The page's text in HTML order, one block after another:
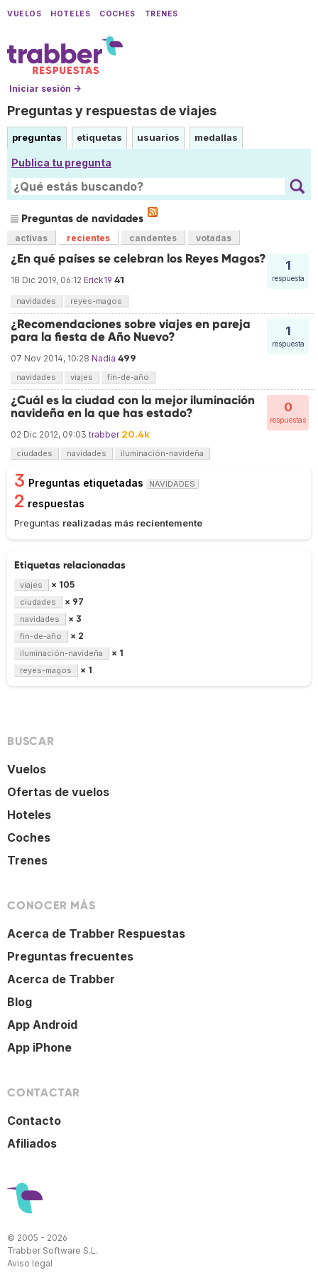
VUELOS HOTELES COCHES TRENES
Iniciar sesión →
Preguntas y respuestas de viajes
preguntas etiquetas usuarios medallas
Publica tu pregunta
Preguntas de navidades
activas recientes candentes votadas
1
respuesta
¿En qué países se celebran los Reyes Magos?
18 Dic 2019, 06:12 Erick19 41
navidades reyes-magos
1
respuesta
¿Recomendaciones sobre viajes en pareja
para la fiesta de Año Nuevo?
07 Nov 2014, 10:28 Nadia 499
navidades viajes fin-de-año
0
respuestas
¿Cuál es la ciudad con la mejor iluminación
navideña en la que has estado?
02 Dic 2012, 09:03 trabber 20.4k
ciudades navidades iluminación-navideña
3 Preguntas etiquetadas NAVIDADES
2 respuestas
Preguntas realizadas más recientemente
Etiquetas relacionadas
viajes × 105
ciudades × 97
navidades × 3
fin-de-año × 2
iluminación-navideña × 1
reyes-magos × 1
BUSCAR
Vuelos
Ofertas de vuelos
Hoteles
Coches
Trenes
CONOCER MÁS
Acerca de Trabber Respuestas
Preguntas frecuentes
Acerca de Trabber
Blog
App Android
App iPhone
CONTACTAR
Contacto
Afiliados
© 2005 - 2026
Trabber Software S.L.
Aviso legal